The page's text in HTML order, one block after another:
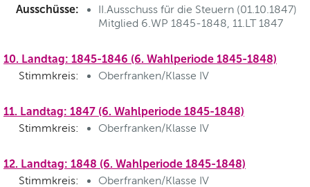
Ausschüsse:
II.Ausschuss für die Steuern (01.10.1847)
Mitglied 6.WP 1845-1848, 11.LT 1847
10. Landtag: 1845-1846 (6. Wahlperiode 1845-1848)
Stimmkreis: Oberfranken/Klasse IV
11. Landtag: 1847 (6. Wahlperiode 1845-1848)
Stimmkreis: Oberfranken/Klasse IV
12. Landtag: 1848 (6. Wahlperiode 1845-1848)
Stimmkreis: Oberfranken/Klasse IV